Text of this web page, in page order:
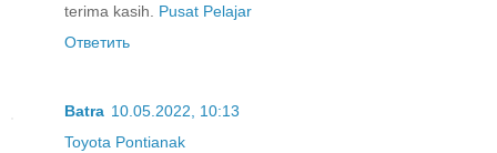
terima kasih. Pusat Pelajar
Ответить
Batra 10.05.2022, 10:13
Toyota Pontianak